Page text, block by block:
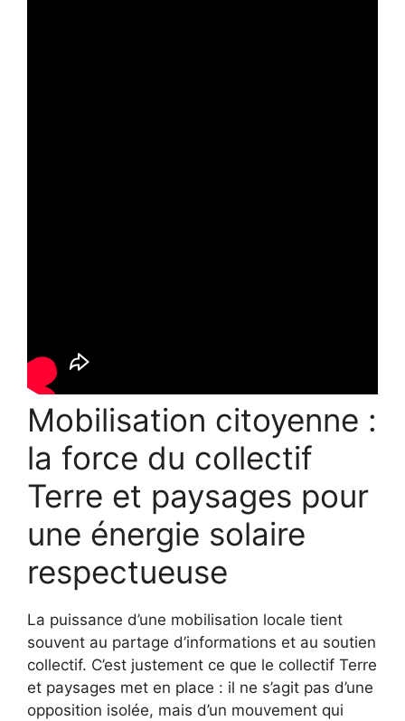
Mobilisation citoyenne :
la force du collectif
Terre et paysages pour
une énergie solaire
respectueuse
La puissance d’une mobilisation locale tient
souvent au partage d’informations et au soutien
collectif. C’est justement ce que le collectif Terre
et paysages met en place : il ne s’agit pas d’une
opposition isolée, mais d’un mouvement qui